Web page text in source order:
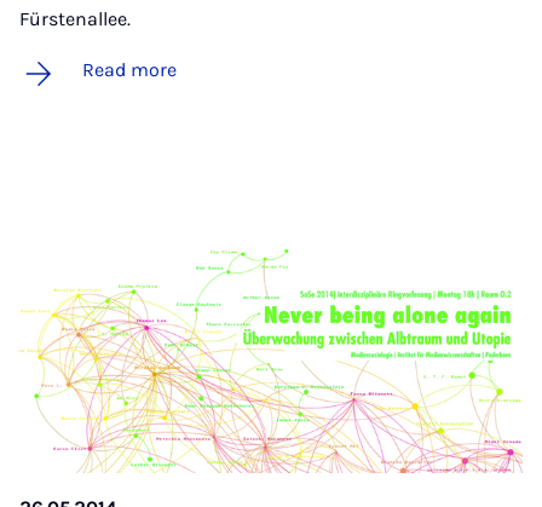
Fürstenallee.
Read more